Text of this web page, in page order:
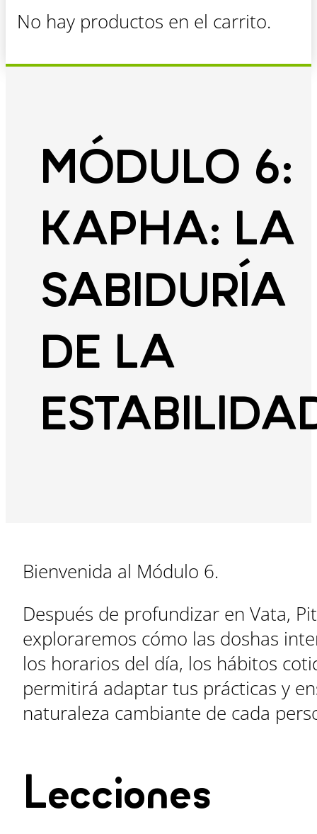
No hay productos en el carrito.
MÓDULO 6:
KAPHA: LA
SABIDURÍA
DE LA
Bienvenida al Módulo 6.
Después de profundizar en Vata,
exploraremos cómo las doshas
los horarios del día, los hábitos
permitirá adaptar tus prácticas y
naturaleza cambiante de cada
Lecciones